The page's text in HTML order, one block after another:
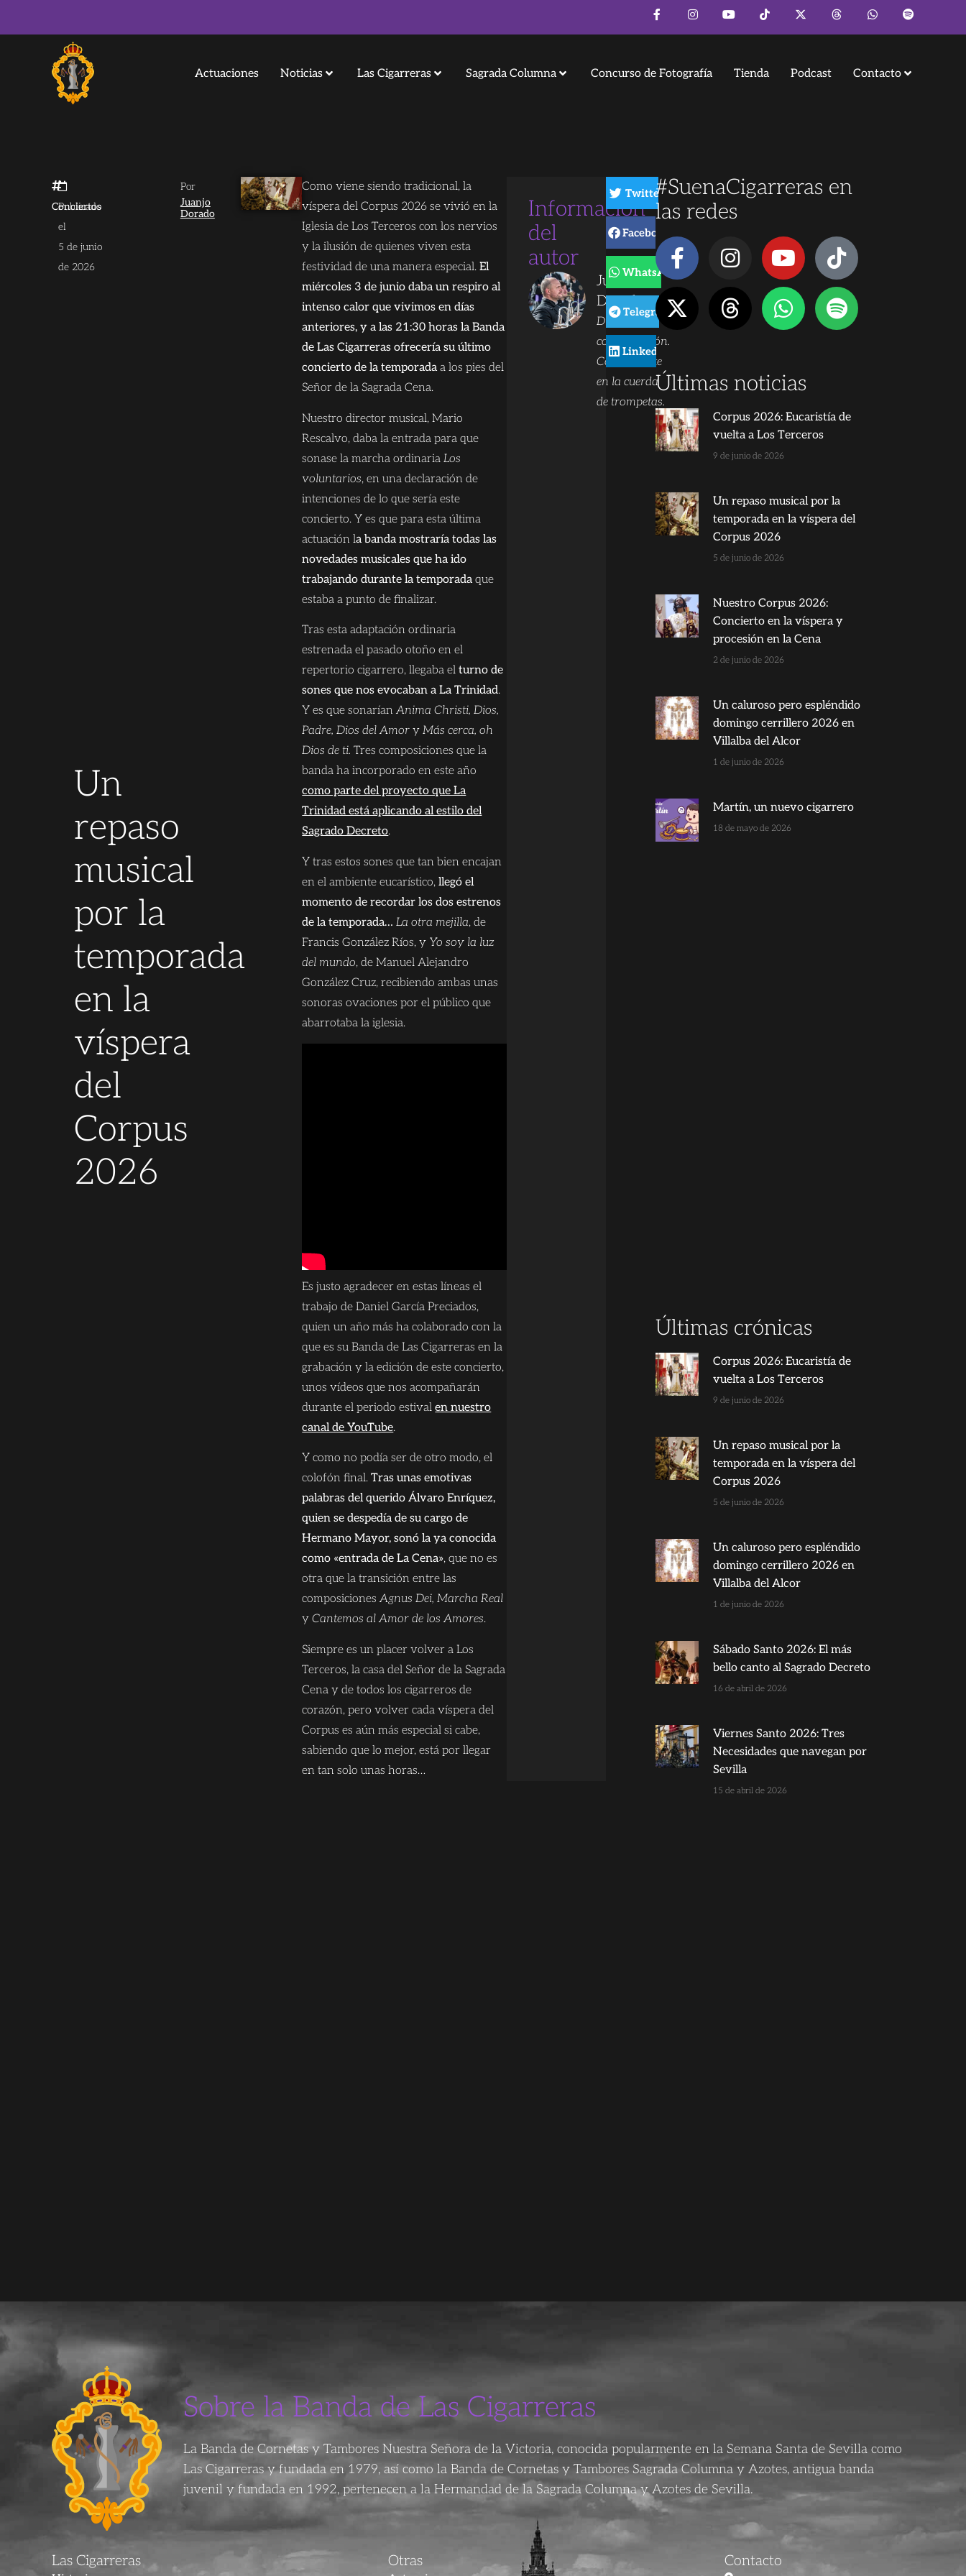
Actuaciones Noticias Las Cigarreras Sagrada Columna Concurso de Fotografía Tienda Podcast Contacto
Conciertos
Publicado
el
5 de junio
de 2026
Un
repaso
musical
por la
temporada
en la
víspera
del
Corpus
2026
Por
Juanjo
Dorado
Como viene siendo tradicional, la
víspera del Corpus 2026 se vivió en la
Iglesia de Los Terceros con los nervios
y la ilusión de quienes viven esta
festividad de una manera especial.El
miércoles 3 de junio daba un respiro al
intenso calor que vivimos en días
anteriores, y a las 21:30 horas la Banda
de Las Cigarreras ofrecería su último
concierto de la temporada a los pies del
Señor de la Sagrada Cena.
Nuestro director musical, Mario
Rescalvo, daba la entrada para que
sonase la marcha ordinariaLos
voluntarios, en una declaración de
intenciones de lo que sería este
concierto. Y es que para esta última
actuación la banda mostraría todas las
novedades musicales que ha ido
trabajando durante la temporada que
estaba a punto de finalizar.
Tras esta adaptación ordinaria
estrenada el pasado otoño en el
repertorio cigarrero, llegaba elturno de
sones que nos evocaban a La Trinidad.
Y es que sonaríanAnima Christi, Dios,
Padre, Dios del Amor yMás cerca, oh
Dios de ti.Tres composiciones que la
banda ha incorporado en este año
como parte del proyecto que La
Trinidad está aplicando al estilo del
Sagrado Decreto.
Y tras estos sones que tan bien encajan
en el ambiente eucarístico,llegó el
momento de recordar los dos estrenos
de la temporada…La otra mejilla, de
Francis González Ríos, y Yo soy la luz
del mundo, de Manuel Alejandro
González Cruz, recibiendo ambas unas
sonoras ovaciones por el público que
abarrotaba la iglesia.
Es justo agradecer en estas líneas el
trabajo de Daniel García Preciados,
quien un año más ha colaborado con la
que es su Banda de Las Cigarreras en la
grabación y la edición de este concierto,
unos vídeos que nos acompañarán
durante el periodo estivalen nuestro
canal de YouTube.
Y como no podía ser de otro modo, el
colofón final.Tras unas emotivas
palabras del querido Álvaro Enríquez,
quien se despedía de su cargo de
Hermano Mayor, sonó la ya conocida
como «entrada de La Cena», que no es
otra que la transición entre las
composicionesAgnus Dei, Marcha Real
yCantemos al Amor de los Amores.
Siempre es un placer volver a Los
Terceros, la casa del Señor de la Sagrada
Cena y de todos los cigarreros de
corazón, pero volver cada víspera del
Corpus es aún más especial si cabe,
sabiendo que lo mejor, está por llegar
en tan solo unas horas…
Información
del
autor
Juanjo
Dorado
Director de
comunicación.
Componente
en la cuerda
de trompetas.
Twitter
Facebook
WhatsApp
Telegram
LinkedIn
#SuenaCigarreras en
las redes
Últimas noticias
Corpus 2026: Eucaristía de
vuelta a Los Terceros
9 de junio de 2026
Un repaso musical por la
temporada en la víspera del
Corpus 2026
5 de junio de 2026
Nuestro Corpus 2026:
Concierto en la víspera y
procesión en la Cena
2 de junio de 2026
Un caluroso pero espléndido
domingo cerrillero 2026 en
Villalba del Alcor
1 de junio de 2026
Martín, un nuevo cigarrero
18 de mayo de 2026
Últimas crónicas
Corpus 2026: Eucaristía de
vuelta a Los Terceros
9 de junio de 2026
Un repaso musical por la
temporada en la víspera del
Corpus 2026
5 de junio de 2026
Un caluroso pero espléndido
domingo cerrillero 2026 en
Villalba del Alcor
1 de junio de 2026
Sábado Santo 2026: El más
bello canto al Sagrado Decreto
16 de abril de 2026
Viernes Santo 2026: Tres
Necesidades que navegan por
Sevilla
15 de abril de 2026
Sobre la Banda de Las Cigarreras
La Banda de Cornetas y Tambores Nuestra Señora de la Victoria, conocida popularmente en la Semana Santa de Sevilla como
Las Cigarreras y fundada en 1979, así como la Banda de Cornetas y Tambores Sagrada Columna y Azotes, antigua banda
juvenil y fundada en 1992, pertenecen a la Hermandad de la Sagrada Columna y Azotes de Sevilla.
Las Cigarreras Otras Contacto